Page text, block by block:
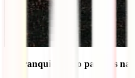
Sin franquicias, no pagarás